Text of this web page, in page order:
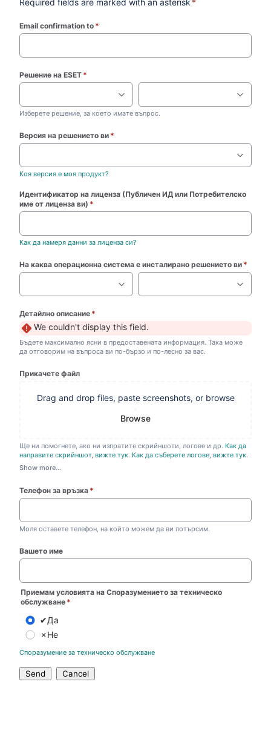
Required fields are marked with an asterisk *
Email confirmation to *
Решение на ESET *
Изберете решение, за което имате въпрос.
Версия на решението ви *
Коя версия е моя продукт?
Идентификатор на лиценза (Публичен ИД или Потребителско
име от лиценза ви) *
Как да намеря данни за лиценза си?
На каква операционна система е инсталирано решението ви *
Детайлно описание *
We couldn't display this field.
Бъдете максимално ясни в предоставената информация. Така може
да отговорим на въпроса ви по-бързо и по-лесно за вас.
Прикачете файл
Drag and drop files, paste screenshots, or browse
Browse
Ще ни помогнете, ако ни изпратите скрийншоти, логове и др. Как да
направите скрийншот, вижте тук. Как да съберете логове, вижте тук.
Може да прикачите и повече от един файл.
Show more...
Телефон за връзка *
Моля оставете телефон, на който можем да ви потърсим.
Вашето име
Приемам условията на Споразумението за техническо
обслужване *
✔Да
✗Не
Споразумение за техническо обслужване
Send Cancel